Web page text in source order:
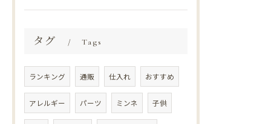
タグ Tags
ランキング 通販 仕入れ おすすめ
アレルギー パーツ ミンネ 子供